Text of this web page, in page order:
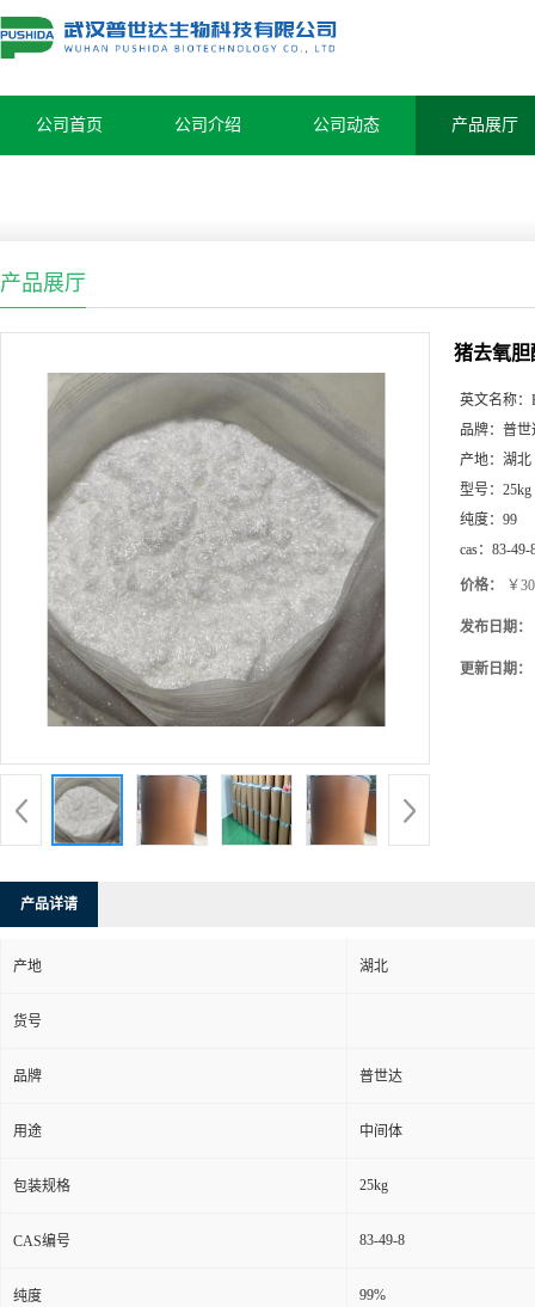
公司首页 公司介绍 公司动态 产品展厅
产品展厅
猪去氧胆
英文名称：
品牌： 普世
产地： 湖北
型号： 25kg
纯度： 99
cas： 83-49-
价格： ￥
发布日期：
更新日期：
产品详请
产地 湖北
货号
品牌 普世达
用途 中间体
包装规格 25kg
CAS编号 83-49-8
纯度 99%